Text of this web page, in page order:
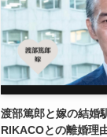
渡部篤郎と嫁の結婚
RIKACOとの離婚理